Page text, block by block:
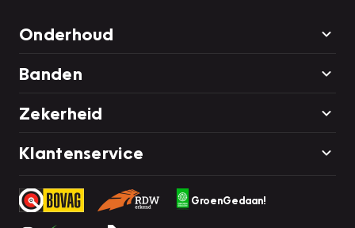
Onderhoud
Banden
Zekerheid
Klantenservice
GroenGedaan!